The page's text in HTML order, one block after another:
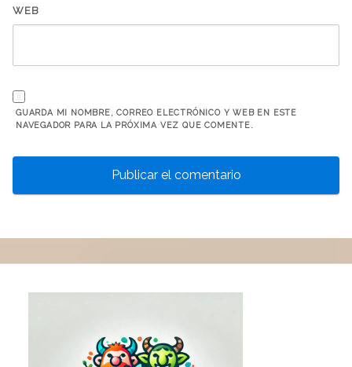
WEB
GUARDA MI NOMBRE, CORREO ELECTRÓNICO Y WEB EN ESTE
NAVEGADOR PARA LA PRÓXIMA VEZ QUE COMENTE.